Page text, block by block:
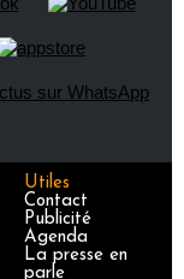
Utiles
Contact
Publicité
Agenda
La presse en
parle